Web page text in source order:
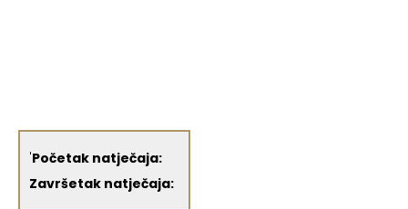
'Početak natječaja:
Završetak natječaja: